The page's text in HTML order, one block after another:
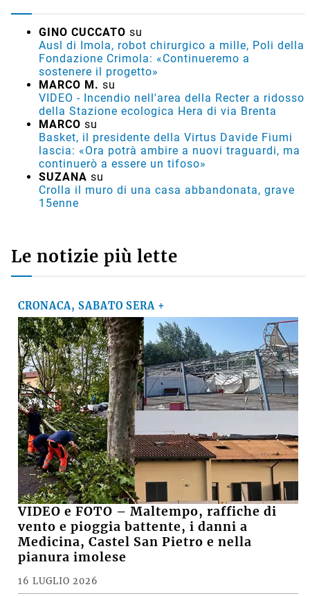
GINO CUCCATO su
Ausl di Imola, robot chirurgico a mille, Poli della
Fondazione Crimola: «Continueremo a
sostenere il progetto»
MARCO M. su
VIDEO - Incendio nell'area della Recter a ridosso
della Stazione ecologica Hera di via Brenta
MARCO su
Basket, il presidente della Virtus Davide Fiumi
lascia: «Ora potrà ambire a nuovi traguardi, ma
continuerò a essere un tifoso»
SUZANA su
Crolla il muro di una casa abbandonata, grave
15enne
Le notizie più lette
CRONACA, SABATO SERA +
VIDEO e FOTO – Maltempo, raffiche di
vento e pioggia battente, i danni a
Medicina, Castel San Pietro e nella
pianura imolese
16 LUGLIO 2026